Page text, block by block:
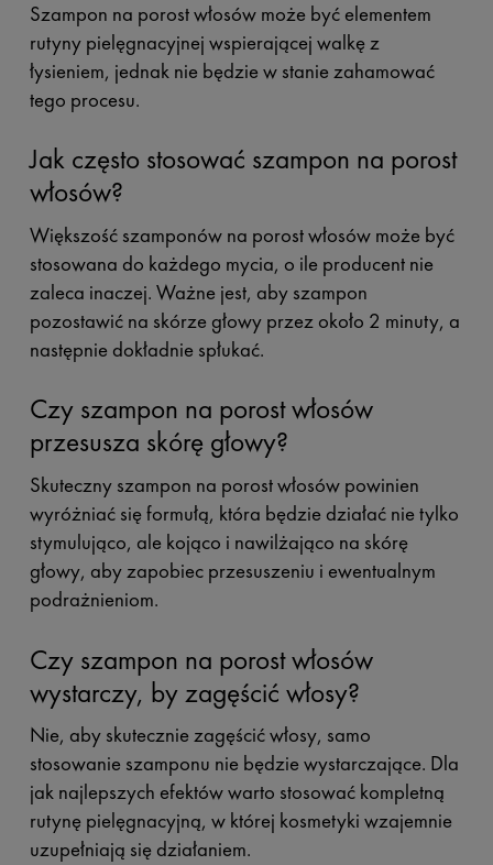
Szampon na porost włosów może być elementem
rutyny pielęgnacyjnej wspierającej walkę z
łysieniem, jednak nie będzie w stanie zahamować
tego procesu.
Jak często stosować szampon na porost
włosów?
Większość szamponów na porost włosów może być
stosowana do każdego mycia, o ile producent nie
zaleca inaczej. Ważne jest, aby szampon
pozostawić na skórze głowy przez około 2 minuty, a
następnie dokładnie spłukać.
Czy szampon na porost włosów
przesusza skórę głowy?
Skuteczny szampon na porost włosów powinien
wyróżniać się formułą, która będzie działać nie tylko
stymulująco, ale kojąco i nawilżająco na skórę
głowy, aby zapobiec przesuszeniu i ewentualnym
podrażnieniom.
Czy szampon na porost włosów
wystarczy, by zagęścić włosy?
Nie, aby skutecznie zagęścić włosy, samo
stosowanie szamponu nie będzie wystarczające. Dla
jak najlepszych efektów warto stosować kompletną
rutynę pielęgnacyjną, w której kosmetyki wzajemnie
uzupełniają się działaniem.